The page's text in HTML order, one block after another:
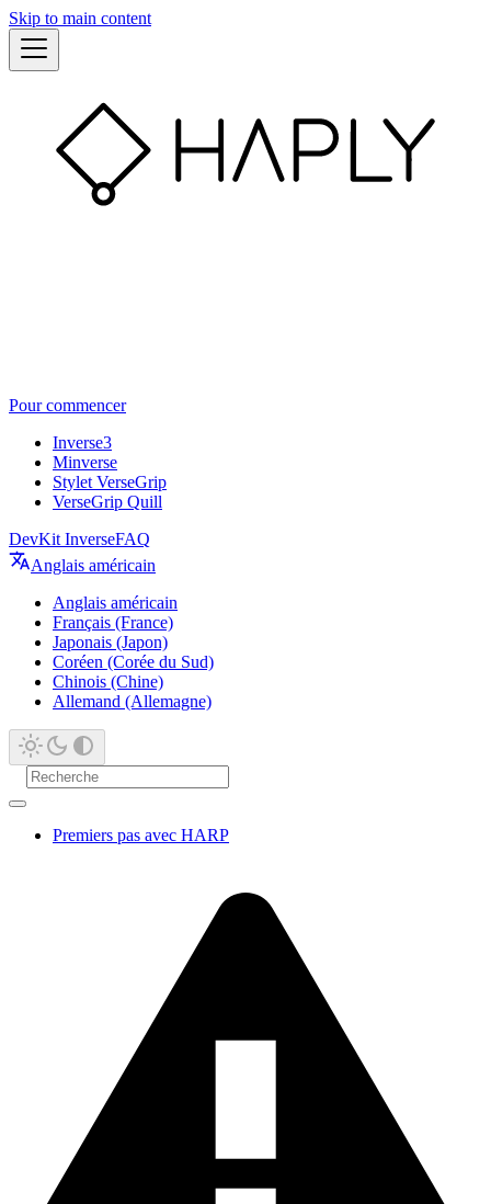
Skip to main content
Pour commencer
Inverse3
Minverse
Stylet VerseGrip
VerseGrip Quill
DevKit InverseFAQ
Anglais américain
Anglais américain
Français (France)
Japonais (Japon)
Coréen (Corée du Sud)
Chinois (Chine)
Allemand (Allemagne)
Premiers pas avec HARP